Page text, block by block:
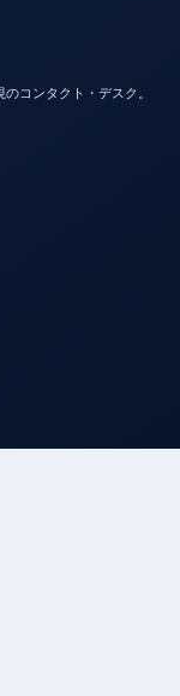
コンタクト・デスク。